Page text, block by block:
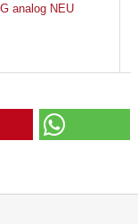
analog NEU